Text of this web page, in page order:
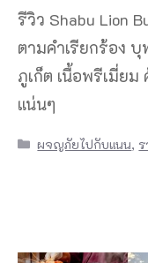
รีวิว Shabu Lion
ตามคำเรียกร้อง
ภูเก็ต เนื้อพรีเมี่ย
แน่นๆ
Categories
ผจญภัยไปกับแนน,